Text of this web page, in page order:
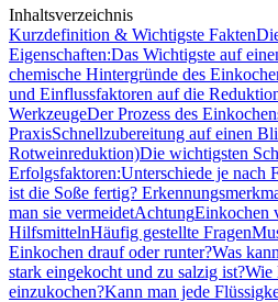
Inhaltsverzeichnis
Kurzdefinition & Wichtigste Fakten
Eigenschaften:Das Wichtigste auf
chemische Hintergründe des
und Einflussfaktoren auf die
WerkzeugeDer Prozess des
PraxisSchnellzubereitung auf einen
Rotweinreduktion)Die wichtigsten
Erfolgsfaktoren:Unterschiede je nach
ist die Soße fertig?
man sie vermeidetAchtungEinkochen
HilfsmittelnHäufig gestellte Fragen
Einkochen drauf oder runter?Was
stark eingekocht und zu salzig ist?Wie
einzukochen?Kann man jede